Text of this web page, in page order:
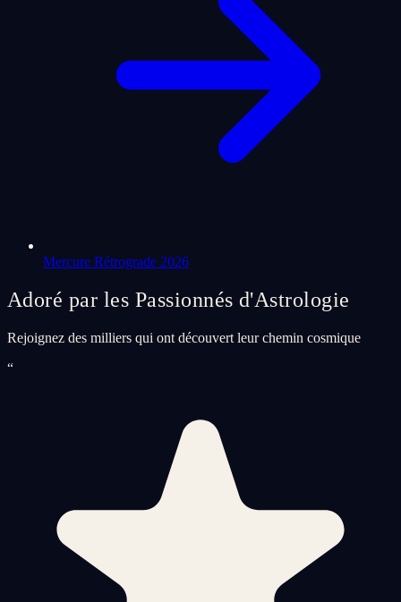
Mercure Rétrograde 2026
Adoré par les Passionnés d'Astrologie
Rejoignez des milliers qui ont découvert leur chemin cosmique
“